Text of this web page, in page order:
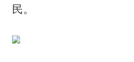
民。